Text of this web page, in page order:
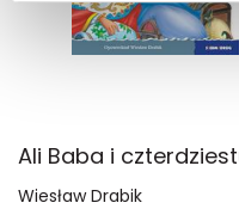
Wiesław Drabik